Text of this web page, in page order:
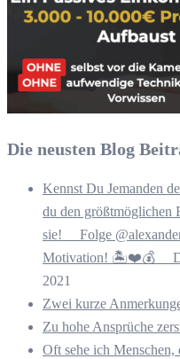
Die neusten Blog
Kennst Du Jemanden
du den größtmöglichen
sie! ⠀ Folge
Motivation! 🏝️❤️💰 ⠀ Du
2021
Zwei kurze
Zu hohe Ansprüche
Oft sehe ich